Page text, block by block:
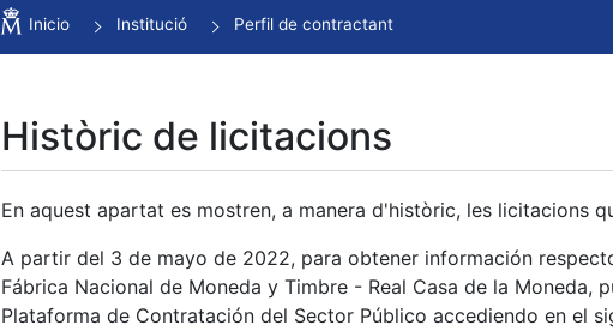
Mostra/Amaga
Mostra/Amaga
Inicio Institució Perfil de contractant
Històric de licitacions
En aquest apartat es mostren, a manera d'històric, les licitacions
A partir del 3 de mayo de 2022, para obtener información
Fábrica Nacional de Moneda y Timbre - Real Casa de la
Plataforma de Contratación del Sector Público accediendo en el